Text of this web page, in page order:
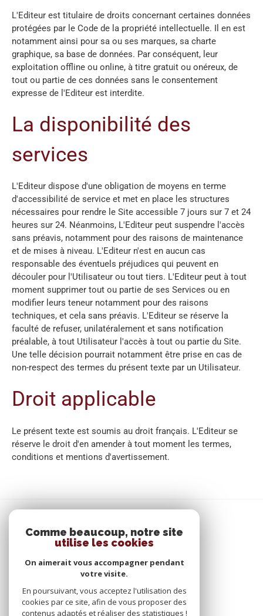
L'Editeur est titulaire de droits concernant certaines données
protégées par le Code de la propriété intellectuelle. Il en est
notamment ainsi pour sa ou ses marques, sa charte
graphique, sa base de données. Par conséquent, leur
exploitation offline ou online, à titre gratuit ou onéreux, de
tout ou partie de ces données sans le consentement
expresse de l'Editeur est interdite.
La disponibilité des
services
L'Editeur dispose d'une obligation de moyens en terme
d'accessibilité de service et met en place les structures
nécessaires pour rendre le Site accessible 7 jours sur 7 et 24
heures sur 24. Néanmoins, L'Editeur peut suspendre l'accès
sans préavis, notamment pour des raisons de maintenance
et de mises à niveau. L'Editeur n'est en aucun cas
responsable des éventuels préjudices qui peuvent en
découler pour l'Utilisateur ou tout tiers. L'Editeur peut à tout
moment supprimer tout ou partie de ses Services ou en
modifier leurs teneur notamment pour des raisons
techniques, et cela sans préavis. L'Editeur se réserve la
faculté de refuser, unilatéralement et sans notification
préalable, à tout Utilisateur l'accès à tout ou partie du Site.
Une telle décision pourrait notamment être prise en cas de
non-respect des termes du présent texte par un Utilisateur.
Droit applicable
Le présent texte est soumis au droit français. L'Editeur se
réserve le droit d'en amender à tout moment les termes,
conditions et mentions d'avertissement.
Comme beaucoup, notre site
utilise les cookies
On aimerait vous accompagner pendant
votre visite.
En poursuivant, vous acceptez l'utilisation des
cookies par ce site, afin de vous proposer des
contenus adaptés et réaliser des statistiques !